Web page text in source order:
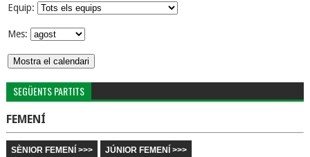
Equip:
Mes:
SEGÜENTS PARTITS
FEMENÍ
SÈNIOR FEMENÍ >>> JÚNIOR FEMENÍ >>>